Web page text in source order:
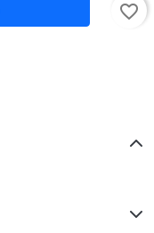
favorite_border